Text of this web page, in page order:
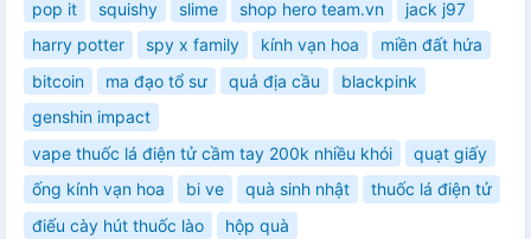
pop it squishy slime shop hero team.vn
jack j97
harry potter
spy x family kính vạn hoa
miền đất hứa
bitcoin
ma đạo tổ sư quả địa cầu
blackpink
genshin impact
vape thuốc lá điện tử cầm tay 200k nhiều khói
quạt giấy
ống kính vạn hoa
bi ve quà sinh nhật
thuốc lá điện tử
điếu cày hút thuốc lào
hộp quà